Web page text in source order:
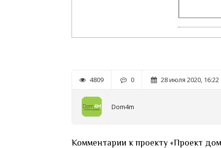
4809 0 28 июля 2020, 16:22
Dom4m
Комментарии к проекту «Проект